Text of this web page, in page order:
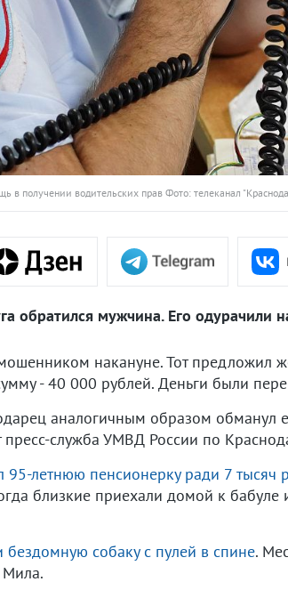
получении водительских прав Фото: телеканал
обратился мужчина. Его одурачили
накануне. Тот предложил
- 40 000 рублей. Деньги были
аналогичным образом
служба УМВД России по
95-летнюю пенсионерку ради 7 тысяч
близкие приехали домой к
бездомную собаку с пулей в спине.